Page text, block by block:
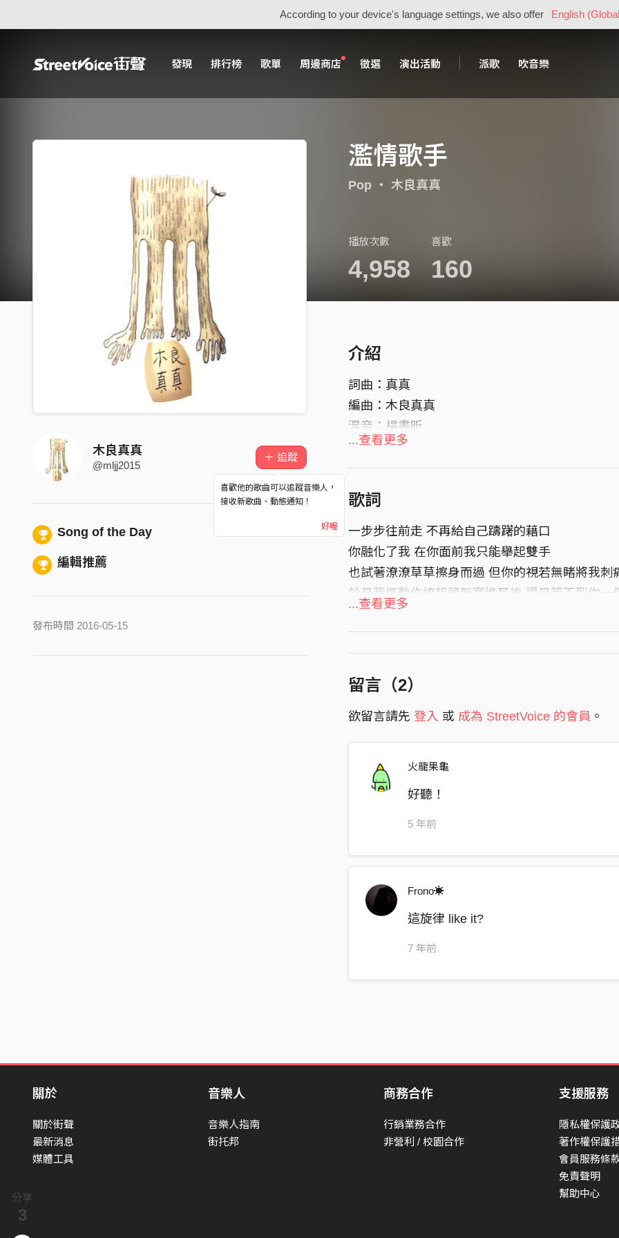
According to your device's language settings, we also offer English
發現 排行榜 歌單 周邊商店 徵選 演出活動 派歌 吹音樂
分享
3
濫情歌手
Pop・ 木良真真
播放次數
4,958
喜歡
160
木良真真
@mljj2015
＋ 追蹤
喜歡他的歌曲可以追蹤音樂人，
接收新歌曲、動態通知！
好喔
Song of the Day
編輯推薦
發布時間 2016-05-15
介紹
詞曲：真真
編曲：木良真真
混音：楊書昕
...查看更多
歌詞
一步步往前走 不再給自己躊躇的藉口
你融化了我 在你面前我只能舉起雙手
也試著潦潦草草擦身而過 但你的視若無睹將我刺
於是我慢動作撩起頭髮塞進耳後 還是等不到你一
當我是個濫情的歌手 只在你面前讓我變得很不像我
還是想跟你走 一步步 步步 跟你走
試想你習慣我怎麼對你誘惑 磨蹭還是保留
只要讓我聽懂你說的所有所有 我都願意去做
當我是個濫情的歌手 只在你面前獻上自以為珍貴
當我是個濫情的歌手 必須濃妝豔抹賣弄風騷掩飾
也許我只想找到 一個合理的理由 對你 怒吼
...查看更多
留言（2）
欲留言請先 登入 或 成為 StreetVoice 的會員 。
火龍果龜
好聽！
5 年前
Frono☀️
這旋律 like it?
7 年前
關於
關於街聲
最新消息
媒體工具
音樂人
音樂人指南
街托邦
商務合作
行銷業務合作
非營利 / 校園合作
支援服務
隱私權保護
著作權保護
會員服務條
免責聲明
幫助中心